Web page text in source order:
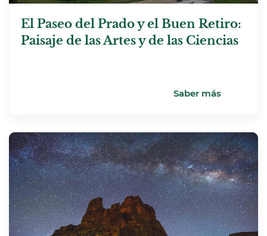
El Paseo del Prado y el Buen Retiro:
Paisaje de las Artes y de las Ciencias
Saber más